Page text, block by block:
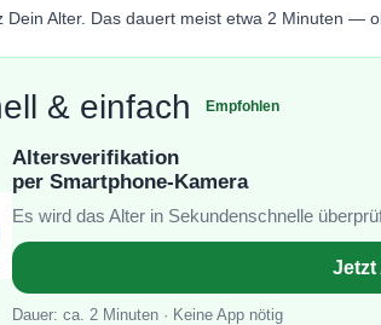
Dein Alter. Das dauert meist etwa 2 Minuten —
& einfach Empfohlen
Altersverifikation
per Smartphone-Kamera
Es wird das Alter in Sekundenschnelle
Jetzt
Dauer: ca. 2 Minuten · Keine App nötig